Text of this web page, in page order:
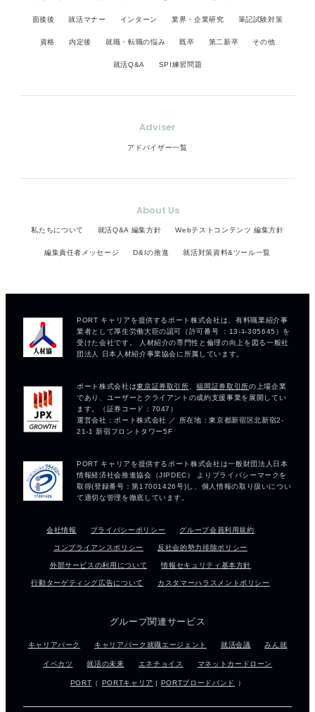
面接後 就活マナー インターン 業界・企業研究 筆記試験対策
資格 内定後 就職・転職の悩み 既卒 第二新卒 その他
就活Q&A SPI練習問題
Adviser
アドバイザー一覧
About Us
私たちについて 就活Q&A 編集方針 Webテストコンテンツ 編集方針
編集責任者メッセージ D&Iの推進 就活対策資料&ツール一覧
会社情報 プライバシーポリシー グループ会員利用規約
コンプライアンスポリシー 反社会的勢力排除ポリシー
外部サービスの利用について 情報セキュリティ基本方針
行動ターゲティング広告について カスタマーハラスメントポリシー